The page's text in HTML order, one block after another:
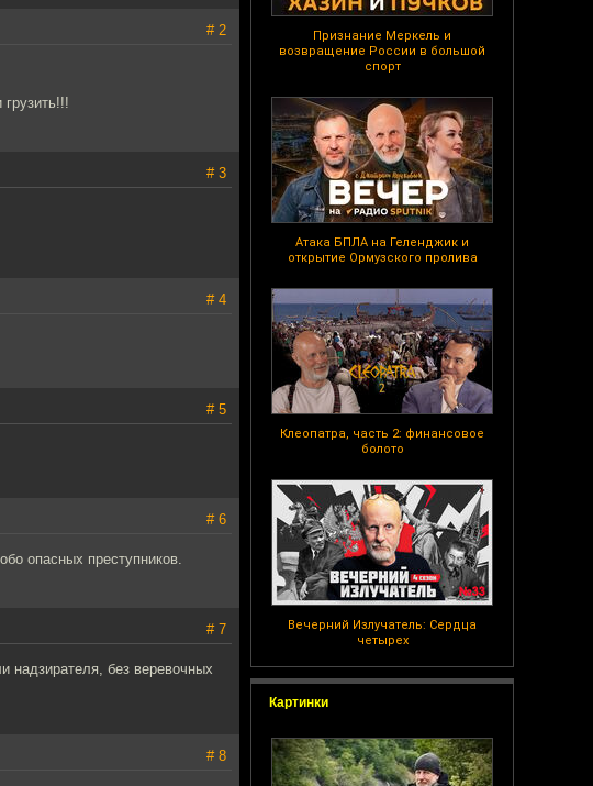
Признание Меркель и
возвращение России в большой
спорт
Атака БПЛА на Геленджик и
открытие Ормузского пролива
Клеопатра, часть 2: финансовое
болото
Вечерний Излучатель: Сердца
четырех
Картинки
# 2
# 3
# 4
# 5
# 6
опасных преступников.
# 7
надзирателя, без веревочных
# 8